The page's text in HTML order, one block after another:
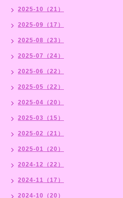
2025-10（21）
2025-09（17）
2025-08（23）
2025-07（24）
2025-06（22）
2025-05（22）
2025-04（20）
2025-03（15）
2025-02（21）
2025-01（20）
2024-12（22）
2024-11（17）
2024-10（20）